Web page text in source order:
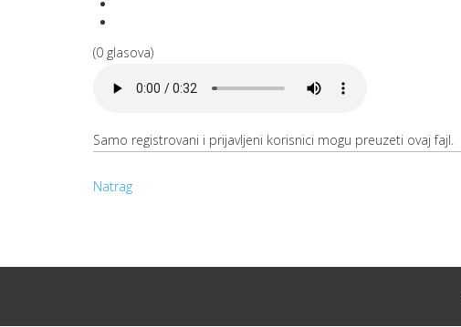
(0 glasova)
Samo registrovani i prijavljeni korisnici mogu preuzeti ovaj fajl.
Natrag